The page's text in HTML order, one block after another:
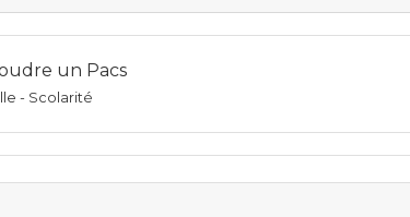
un Pacs
- Scolarité